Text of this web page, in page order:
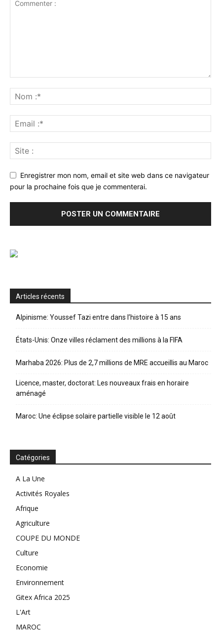
Enregistrer mon nom, email et site web dans ce navigateur
pour la prochaine fois que je commenterai.
Articles récents
Alpinisme: Youssef Tazi entre dans l’histoire à 15 ans
États-Unis: Onze villes réclament des millions à la FIFA
Marhaba 2026: Plus de 2,7 millions de MRE accueillis au Maroc
Licence, master, doctorat: Les nouveaux frais en horaire
aménagé
Maroc: Une éclipse solaire partielle visible le 12 août
Catégories
A La Une
Activités Royales
Afrique
Agriculture
COUPE DU MONDE
Culture
Economie
Environnement
Gitex Africa 2025
L'Art
MAROC